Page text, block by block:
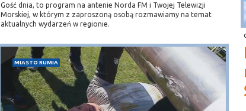
Gość dnia, to program na antenie Norda FM i Twojej Telewizji
Morskiej, w którym z zaproszoną osobą rozmawiamy na temat
aktualnych wydarzeń w regionie.
MIASTO RUMIA